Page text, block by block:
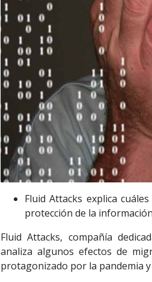
Fluid Attacks explica
protección de la
Fluid Attacks, compañía
analiza algunos efectos de
protagonizado por la pandemia